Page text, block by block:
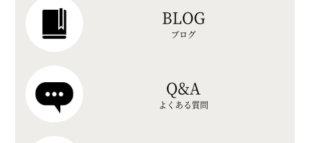
BLOG
ブログ
Q&A
よくある質問